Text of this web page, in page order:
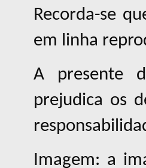
Recorda-se
em linha
A presente
prejudica os
Imagem: a